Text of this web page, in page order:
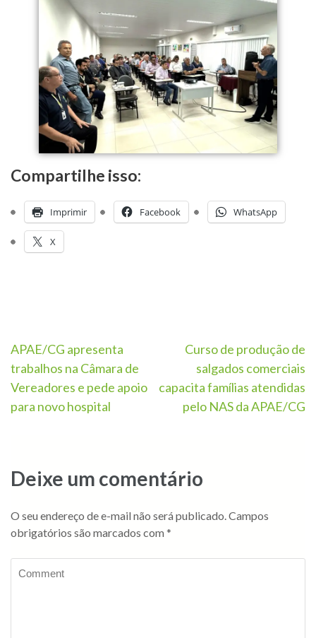
Compartilhe isso:
Imprimir Facebook WhatsApp
X
APAE/CG apresenta
trabalhos na Câmara de
Vereadores e pede apoio
para novo hospital
Curso de produção de
salgados comerciais
capacita famílias atendidas
pelo NAS da APAE/CG
Deixe um comentário
O seu endereço de e-mail não será publicado.Campos
obrigatórios são marcados com *